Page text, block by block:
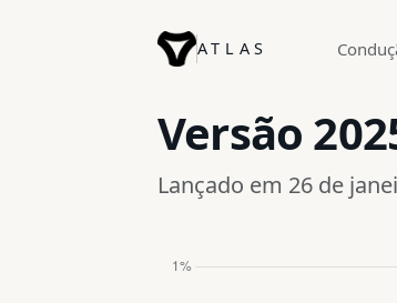
ATLAS
Versão
Lançado em 26 de